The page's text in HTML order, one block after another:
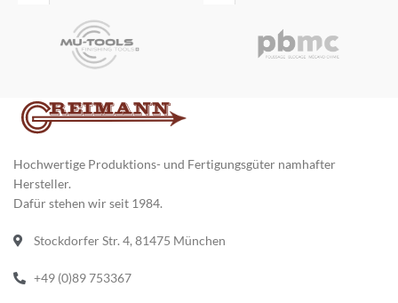
keine Kühlwasser-Entsorgung
absolut ungiftig
Hochwertige Produktions- und Fertigungsgüter namhafter
Hersteller.
Dafür stehen wir seit 1984.
Stockdorfer Str. 4, 81475 München
+49 (0)89 753367